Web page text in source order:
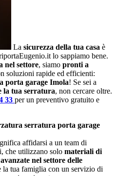
La sicurezza della tua casa è
lo sappiamo bene.
nel settore, siamo pronti a
soluzioni rapide ed efficienti:
porta garage Imola! Se sei a
la tua serratura, non cercare oltre.
33 per un preventivo gratuito e
serratura porta garage
affidarsi a un team di
che utilizzano solo materiali di
nel settore delle
la tua famiglia con un servizio di